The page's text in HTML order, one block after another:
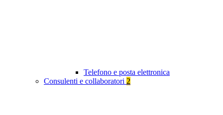
Telefono e posta elettronica
Consulenti e collaboratori 2